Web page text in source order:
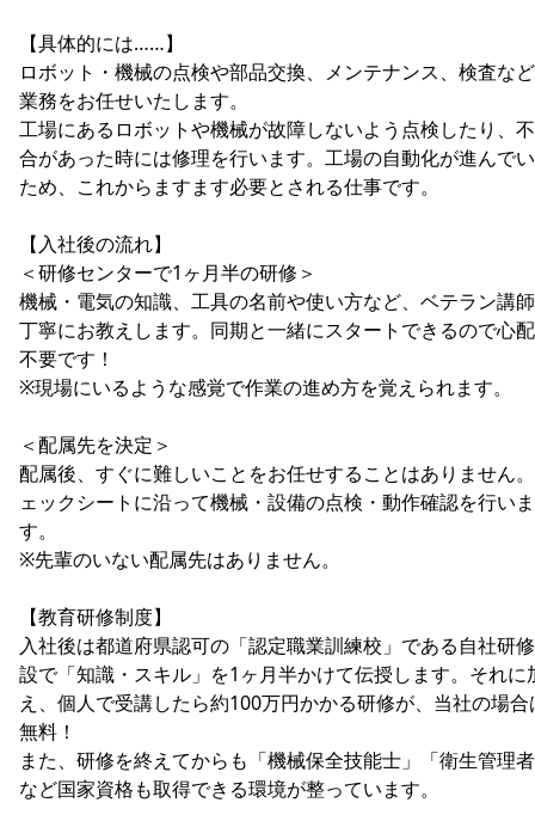
【具体的には……】
ロボット・機械の点検や部品交換、メンテナンス、検査な
業務をお任せいたします。
工場にあるロボットや機械が故障しないよう点検したり、
合があった時には修理を行います。工場の自動化が進んで
ため、これからますます必要とされる仕事です。
【入社後の流れ】
＜研修センターで1ヶ月半の研修＞
機械・電気の知識、工具の名前や使い方など、ベテラン講
丁寧にお教えします。同期と一緒にスタートできるので心
不要です！
※現場にいるような感覚で作業の進め方を覚えられます。
＜配属先を決定＞
配属後、すぐに難しいことをお任せすることはありません
ェックシートに沿って機械・設備の点検・動作確認を行いま
す。
※先輩のいない配属先はありません。
【教育研修制度】
入社後は都道府県認可の「認定職業訓練校」である自社研
設で「知識・スキル」を1ヶ月半かけて伝授します。それに
え、個人で受講したら約100万円かかる研修が、当社の場合
無料！
また、研修を終えてからも「機械保全技能士」「衛生管理
など国家資格も取得できる環境が整っています。